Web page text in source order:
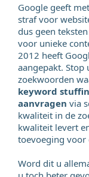
Google geeft
straf voor
dus geen
voor unieke
2012 heeft
aangepakt.
zoekwoorden
keyword stuffin
aanvragen via
kwaliteit in de
kwaliteit levert
toevoeging voor
Word dit u